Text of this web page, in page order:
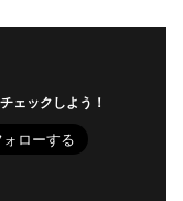
ェックしよう！